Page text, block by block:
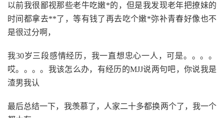
以前我很鄙视那些老牛吃嫩*的，但是我发现老年把撩妹的
时间都拿去**了，等有钱了再去吃个嫩*弥补青春好像也不
是很过分啊，
我30岁三段感情经历，我一直想忠心一人，可是。。。。
哎。。。。我该怎么办，有经历的MJJ说两句吧，你说我是
渣男我认
最后总结一下，我羡慕了，人家二十多都换两个了，我一个